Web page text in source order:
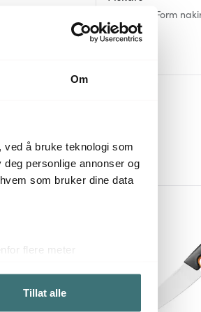
Om
ved å bruke teknologi som
personlige annonser og
som bruker dine data
flere meter
Tillat alle
Functional Form
269 kr